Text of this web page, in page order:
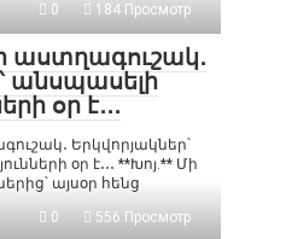
0 184 Просмотр
աստղագուշակ․
անսպասելի
օր է․․․
Երկվորյակներ՝
օր է․․․ **Խոյ.** Մի
այսօր հենց
0 556 Просмотр